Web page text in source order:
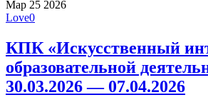
Мар 25 2026
Love0
КПК «Искусственный
образовательной
30.03.2026 — 07.04.2026